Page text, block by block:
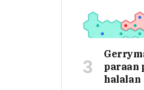
paraan
halalan